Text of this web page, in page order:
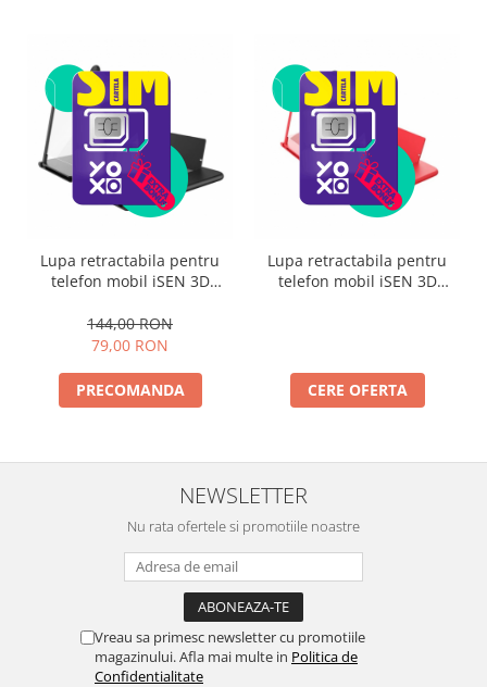
Lupa retractabila pentru
telefon mobil iSEN 3D
Negru, 12", Protectie ochi,
Protectie din silicon, Baza
144,00 RON
79,00 RON
PRECOMANDA
Lupa retractabila pentru
telefon mobil iSEN 3D
CERE OFERTA
NEWSLETTER
Nu rata ofertele si promotiile noastre
Vreau sa primesc newsletter cu promotiile
magazinului. Afla mai multe in Politica de
Confidentialitate